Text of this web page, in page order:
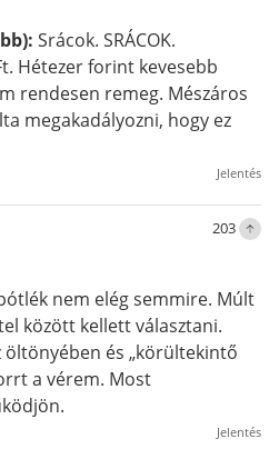
Srácok. SRÁCOK.
Hétezer forint kevesebb
rendesen remeg. Mészáros
megakadályozni, hogy ez
Jelentés
203
nem elég semmire. Múlt
között kellett választani.
és „körültekintő
a vérem. Most
Jelentés